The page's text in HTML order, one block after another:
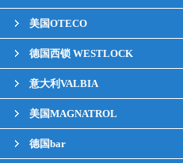
美国OTECO
德国西锁 WESTLOCK
意大利VALBIA
美国MAGNATROL
德国bar